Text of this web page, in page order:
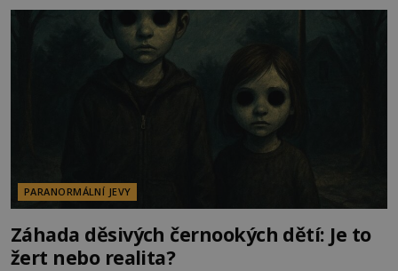
vyhýbají! Už jste o těchto lesích slyšeli? A odvážili
byste se je navštívit? [gallery ids="17
PARANORMÁLNÍ JEVY
Záhada děsivých černookých dětí: Je to
žert nebo realita?